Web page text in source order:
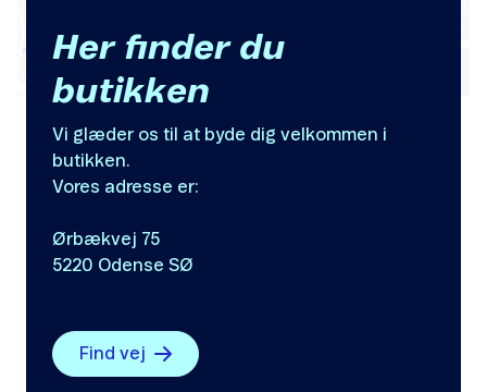
Her finder du
butikken
Vi glæder os til at byde dig velkommen i
butikken.
Vores adresse er:
Ørbækvej 75
5220 Odense SØ
Find vej